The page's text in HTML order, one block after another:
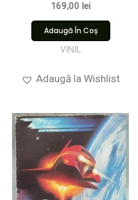
169,00 lei
Adaugă În Coș
VINIL
Adaugă la Wishlist